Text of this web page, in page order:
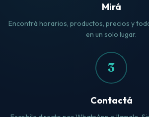
Mirá
Encontrá horarios, productos, precios y
en un solo lugar.
3
Contactá